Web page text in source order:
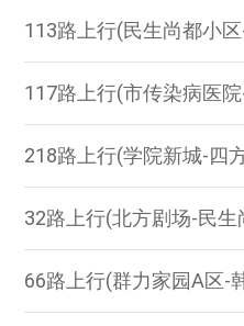
113路上行(民生尚都小
117路上行(市传染病医
218路上行(学院新城-四
32路上行(北方剧场-民生
66路上行(群力家园A区-